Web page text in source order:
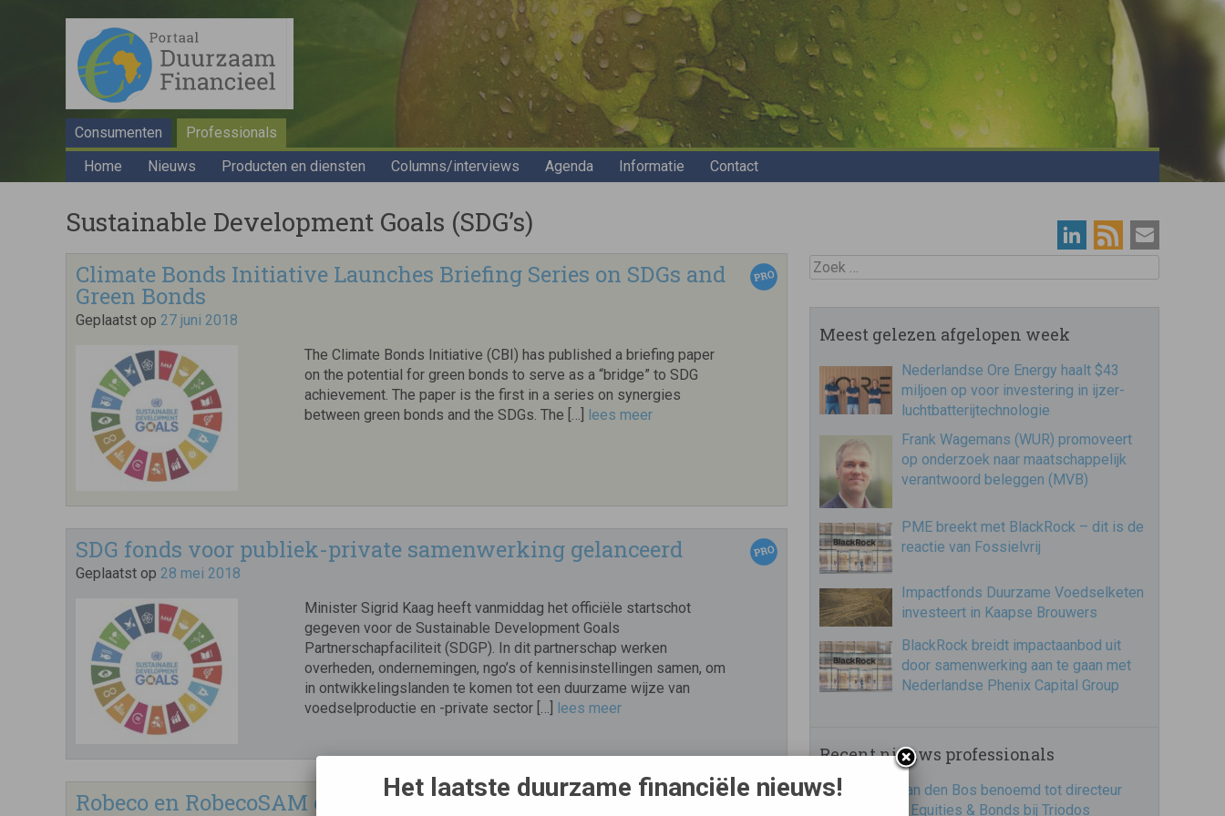
Consumenten
Professionals
Home
Nieuws Producten en diensten Columns/interviews Agenda Informatie Contact
Sustainable Development Goals (SDG’s)
Climate Bonds Initiative Launches Briefing Series on SDGs and
Green Bonds
Geplaatst op 27 juni 2018
The Climate Bonds Initiative (CBI) has published a briefing paper
on the potential for green bonds to serve as a “bridge” to SDG
achievement. The paper is the first in a series on synergies
between green bonds and the SDGs. The […] lees meer
SDG fonds voor publiek-private samenwerking gelanceerd
Geplaatst op 28 mei 2018
Minister Sigrid Kaag heeft vanmiddag het officiële startschot
gegeven voor de Sustainable Development Goals
Partnerschapfaciliteit (SDGP). In dit partnerschap werken
overheden, ondernemingen, ngo’s of kennisinstellingen samen, om
in ontwikkelingslanden te komen tot een duurzame wijze van
voedselproductie en -private sector […] lees meer
Robeco en RobecoSAM ontwikkelen tool voor meten bijdrage
Zoek
Meest gelezen afgelopen week
Nederlandse Ore Energy haalt $43
miljoen op voor investering in ijzer-
luchtbatterijtechnologie
Frank Wagemans (WUR) promoveert
op onderzoek naar maatschappelijk
verantwoord beleggen (MVB)
PME breekt met BlackRock – dit is de
reactie van Fossielvrij
Impactfonds Duurzame Voedselketen
investeert in Kaapse Brouwers
BlackRock breidt impactaanbod uit
door samenwerking aan te gaan met
Nederlandse Phenix Capital Group
Recent nieuws professionals
Jorik van den Bos benoemd tot directeur
Impact Equities & Bonds bij Triodos
Het laatste duurzame financiële nieuws!